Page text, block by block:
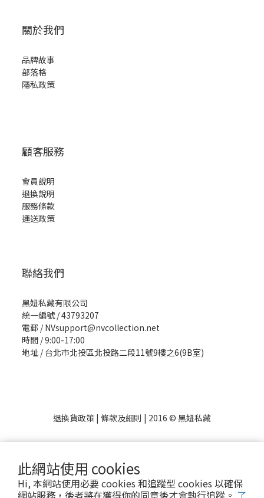
此網站使用 cookies
Hi, 本網站使用必要 cookies 和追蹤型 cookies 以確保
網站服務，後者將在獲得你的同意後才會執行追蹤。 了
關於我們
品牌故事
部落格
隱私政策
顧客服務
會員說明
退換說明
服務條款
運送政策
聯絡我們
黑妞私藏有限公司
統一編號 / 43793207
電郵 / NVsupport@nvcollection.net
時間 / 9:00-17:00
地址 / 台北市北投區北投路二段11號9樓之6(9B室)
退換貨政策 | 條款及細則 | 2016 © 黑妞私藏